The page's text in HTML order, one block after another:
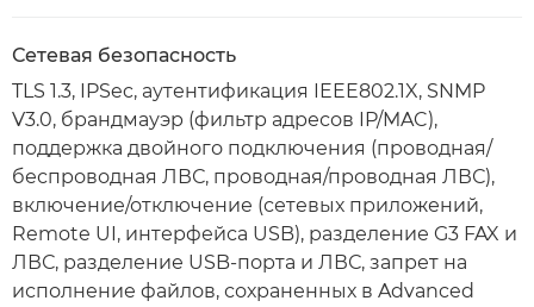
Сетевая безопасность
TLS 1.3, IPSec, аутентификация IEEE802.1X, SNMP
V3.0, брандмауэр (фильтр адресов IP/MAC),
поддержка двойного подключения (проводная/
беспроводная ЛВС, проводная/проводная ЛВС),
включение/отключение (сетевых приложений,
Remote UI, интерфейса USB), разделение G3 FAX и
ЛВС, разделение USB-порта и ЛВС, запрет на
исполнение файлов, сохраненных в Advanced